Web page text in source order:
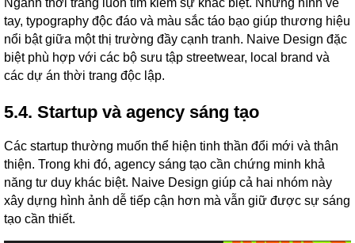
tay, typography độc đáo và màu sắc táo bạo giúp thương hiệu
nổi bật giữa một thị trường đầy cạnh tranh. Naive Design đặc
biệt phù hợp với các bộ sưu tập streetwear, local brand và
các dự án thời trang độc lập.
5.4. Startup và agency sáng tạo
Các startup thường muốn thể hiện tinh thần đổi mới và thân
thiện. Trong khi đó, agency sáng tạo cần chứng minh khả
năng tư duy khác biệt. Naive Design giúp cả hai nhóm này
xây dựng hình ảnh dễ tiếp cận hơn mà vẫn giữ được sự sáng
tạo cần thiết.